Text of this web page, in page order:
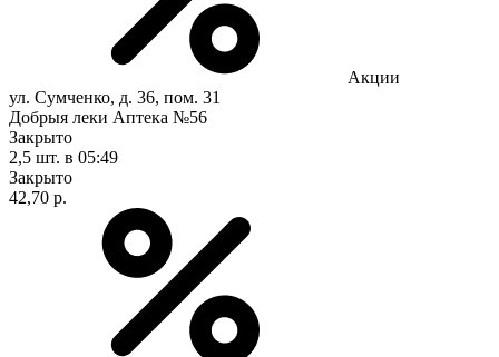
Акции
ул. Сумченко, д. 36, пом. 31
Добрыя леки Аптека №56
Закрыто
2,5 шт. в 05:49
Закрыто
42,70 р.